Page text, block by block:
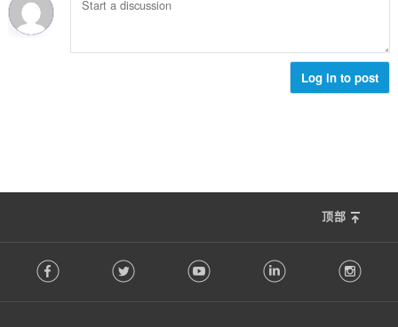
Log in to post
顶部
o Facebook Twitter Youtube LinkedIn